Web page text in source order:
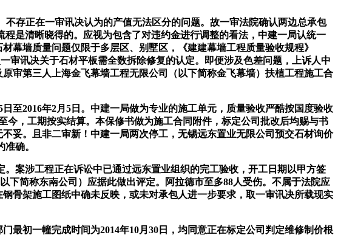
存正在一审讯决认为的产值无法区分的问题。故一审法院确认两边总承包
程是清晰晓得的。应视为包含了对违约金进行调整的看法，中建一局认统一
幕墙质量问题仅限于多层区、别墅区，《建建幕墙工程质量验收规程》
审讯决关于石材平板需全数拆除修复的认定。即便涉及色差问题，上诉人中
审第三人上海金飞幕墙工程无限公司（以下简称金飞幕墙）扶植工程施工合
至2016年2月5日。中建一局做为专业的施工单元，质量验收严酷按国度验收
，工期按实结算。本保修书做为施工合同附件，标定公司批改后均赐与书
妥。且非二审新！中建一局两次停工，无锡远东置业无限公司预交石材询价
确。
案涉工程正在诉讼中已通过远东置业组织的完工验收，开工日期以甲方签
简称东南公司）应据此做出评定。阿拉德市至多88人受伤。不属于法院应
架施工图纸中确未反映，或未对承包人进一步要求，取一审讯决所载现实
初一幢完成时间为2014年10月30日，均同意正在标定公司判定维修制价根